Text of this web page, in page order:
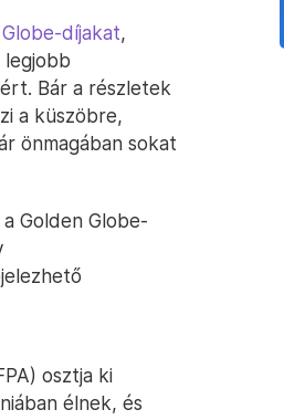
díjakat,
Bár a részletek
a küszöbre,
önmagában sokat
Golden Globe-
osztja ki
élnek, és